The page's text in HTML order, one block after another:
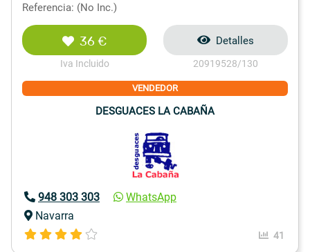
Referencia: (No Inc.)
36 €
Iva Incluido
Detalles
20919528/130
VENDEDOR
DESGUACES LA CABAÑA
948 303 303
WhatsApp
Navarra
41